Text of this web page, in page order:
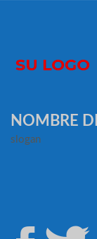
NOMBRE
slogan